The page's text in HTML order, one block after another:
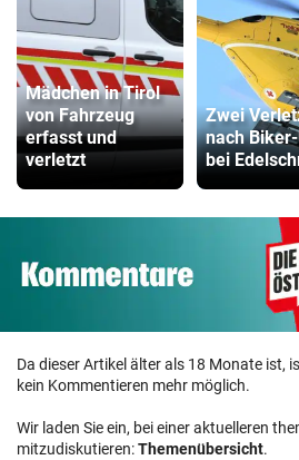
Mädchen in Tirol
von Fahrzeug
erfasst und
verletzt
Zwei
nach
bei
Da dieser Artikel älter als 18 Monate ist,
kein Kommentieren mehr möglich.
Wir laden Sie ein, bei einer aktuelleren
mitzudiskutieren:Themenübersicht.